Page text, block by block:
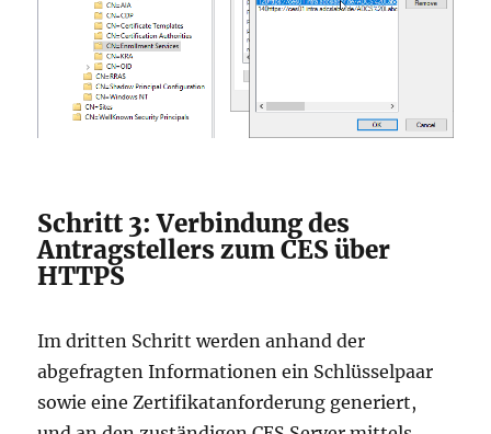
Schritt 3: Verbindung des
Antragstellers zum CES über
HTTPS
Im dritten Schritt werden anhand der
abgefragten Informationen ein Schlüsselpaar
sowie eine Zertifikatanforderung generiert,